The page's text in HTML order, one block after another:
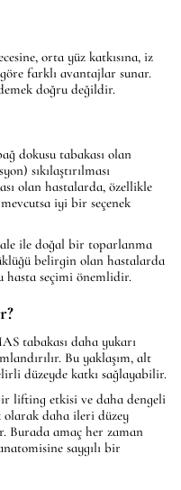
orta yüz katkısına, iz
göre farklı avantajlar sunar.
doğru değildir.
dokusu tabakası olan
sıkılaştırılması
olan hastalarda, özellikle
iyi bir seçenek
ile doğal bir toparlanma
belirgin olan hastalarda
hasta seçimi önemlidir.
tabakası daha yukarı
Bu yaklaşım, alt
düzeyde katkı sağlayabilir.
lifting etkisi ve daha dengeli
daha ileri düzey
Burada amaç her zaman
saygılı bir